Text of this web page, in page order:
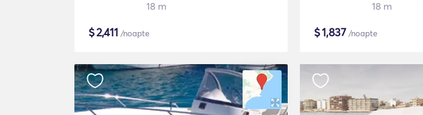
18 m
$2,411 /noapte
18 m
$1,837 /noapte